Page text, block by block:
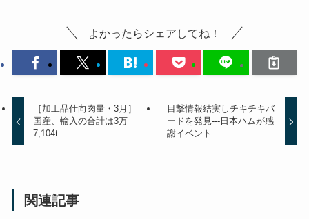
よかったらシェアしてね！
［加工品仕向肉量・3月］
国産、輸入の合計は3万
7,104t
目撃情報結実しチキチキバ
ードを発見---日本ハムが感
謝イベント
関連記事